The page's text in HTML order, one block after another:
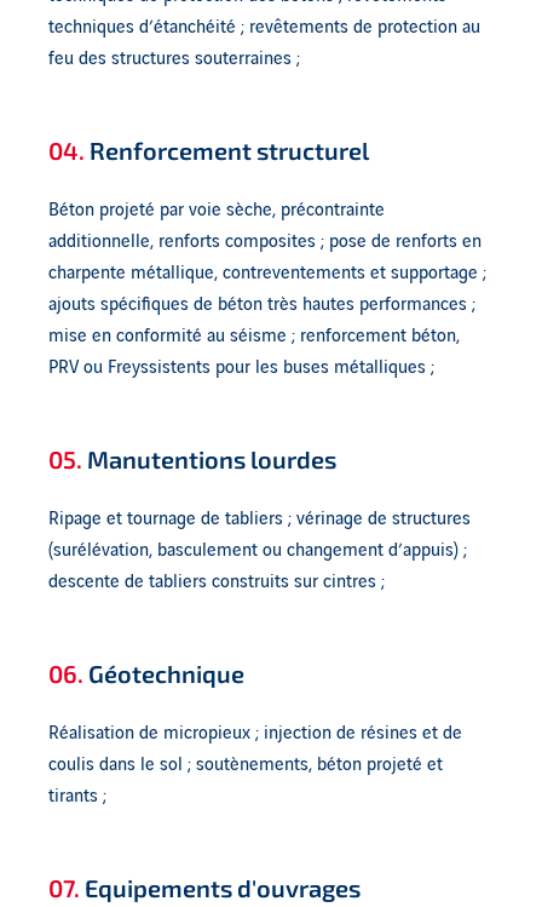
techniques d’étanchéité ; revêtements de protection au
feu des structures souterraines ;
04. Renforcement structurel
Béton projeté par voie sèche, précontrainte
additionnelle, renforts composites ; pose de renforts en
charpente métallique, contreventements et supportage ;
ajouts spécifiques de béton très hautes performances ;
mise en conformité au séisme ; renforcement béton,
PRV ou Freyssistents pour les buses métalliques ;
05. Manutentions lourdes
Ripage et tournage de tabliers ; vérinage de structures
(surélévation, basculement ou changement d’appuis) ;
descente de tabliers construits sur cintres ;
06. Géotechnique
Réalisation de micropieux ; injection de résines et de
coulis dans le sol ; soutènements, béton projeté et
tirants ;
07. Equipements d'ouvrages